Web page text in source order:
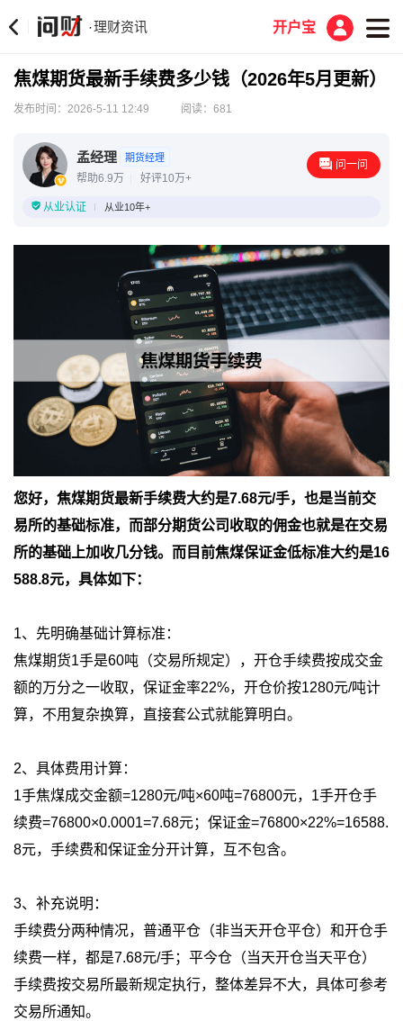
·理财资讯 开户宝
焦煤期货最新手续费多少钱（2026年5月更新）
发布时间：2026-5-11 12:49 阅读：681
孟经理 期货经理
帮助6.9万 好评10万+
问一问
从业认证 从业10年+
您好，焦煤期货最新手续费大约是7.68元/手，也是当前交
易所的基础标准，而部分期货公司收取的佣金也就是在交易
所的基础上加收几分钱。而目前焦煤保证金低标准大约是16
588.8元，具体如下：
1、先明确基础计算标准：
焦煤期货1手是60吨（交易所规定），开仓手续费按成交金
额的万分之一收取，保证金率22%，开仓价按1280元/吨计
算，不用复杂换算，直接套公式就能算明白。
2、具体费用计算：
1手焦煤成交金额=1280元/吨×60吨=76800元，1手开仓手
续费=76800×0.0001=7.68元；保证金=76800×22%=16588.
8元，手续费和保证金分开计算，互不包含。
3、补充说明：
手续费分两种情况，普通平仓（非当天开仓平仓）和开仓手
续费一样，都是7.68元/手；平今仓（当天开仓当天平仓）
手续费按交易所最新规定执行，整体差异不大，具体可参考
交易所通知。